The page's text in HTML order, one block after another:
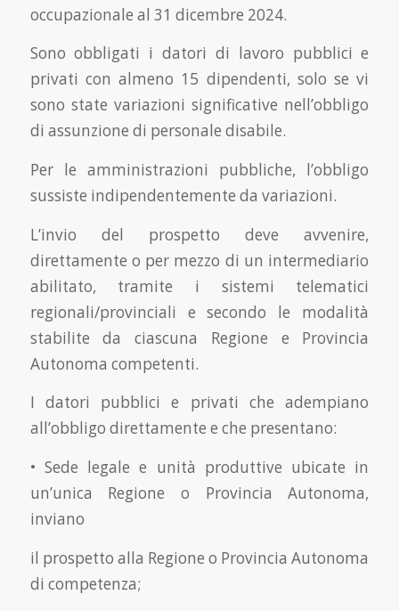
occupazionale al 31 dicembre 2024.
Sono obbligati i datori di lavoro pubblici e
privati con almeno 15 dipendenti, solo se vi
sono state variazioni significative nell’obbligo
di assunzione di personale disabile.
Per le amministrazioni pubbliche, l’obbligo
sussiste indipendentemente da variazioni.
L’invio del prospetto deve avvenire,
direttamente o per mezzo di un intermediario
abilitato, tramite i sistemi telematici
regionali/provinciali e secondo le modalità
stabilite da ciascuna Regione e Provincia
Autonoma competenti.
I datori pubblici e privati che adempiano
all’obbligo direttamente e che presentano:
• Sede legale e unità produttive ubicate in
un’unica Regione o Provincia Autonoma,
inviano
il prospetto alla Regione o Provincia Autonoma
di competenza;